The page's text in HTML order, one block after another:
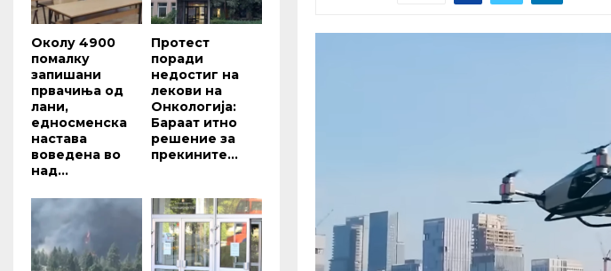
Околу 4900
помалку
запишани
првачиња од
лани,
едносменска
настава
воведена во
над...
Протест
поради
недостиг на
лекови на
Онкологија:
Бараат итно
решение за
прекините...